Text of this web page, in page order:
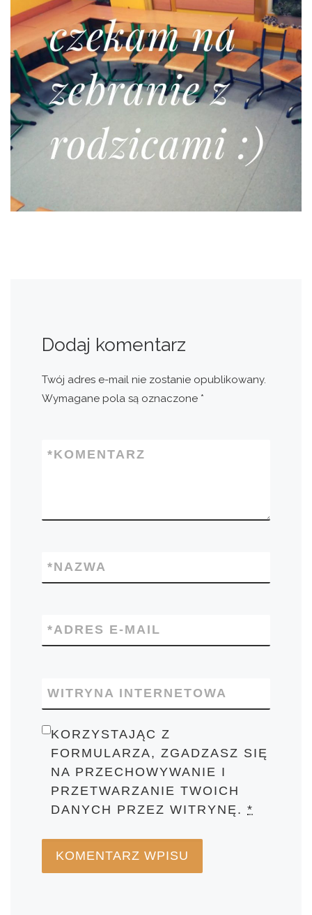
Dodaj komentarz
Twój adres e-mail nie zostanie opublikowany.
Wymagane pola są oznaczone *
KOMENTARZ
*
NAZWA
*
ADRES E-MAIL
*
WITRYNA INTERNETOWA
KORZYSTAJĄC Z
FORMULARZA, ZGADZASZ SIĘ
NA PRZECHOWYWANIE I
PRZETWARZANIE TWOICH
DANYCH PRZEZ WITRYNĘ.*